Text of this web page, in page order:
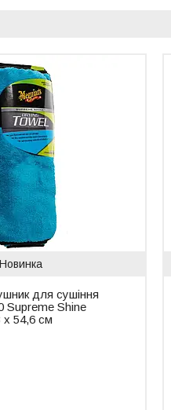
Новинка
для сушіння
Supreme Shine
x 54,6 см